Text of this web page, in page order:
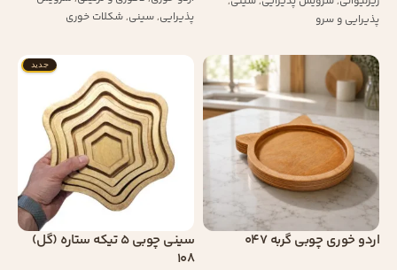
پذیرایی و سرو
پذیرایی,سینی,شکلات خوری
اردو خوری چوبی گربه 047
جدید
سینی چوبی 5 تیکه ستاره (گل)
108